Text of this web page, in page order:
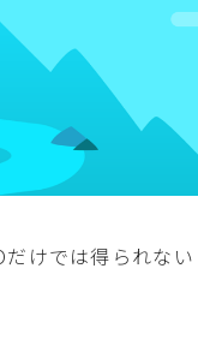
けでは得られない